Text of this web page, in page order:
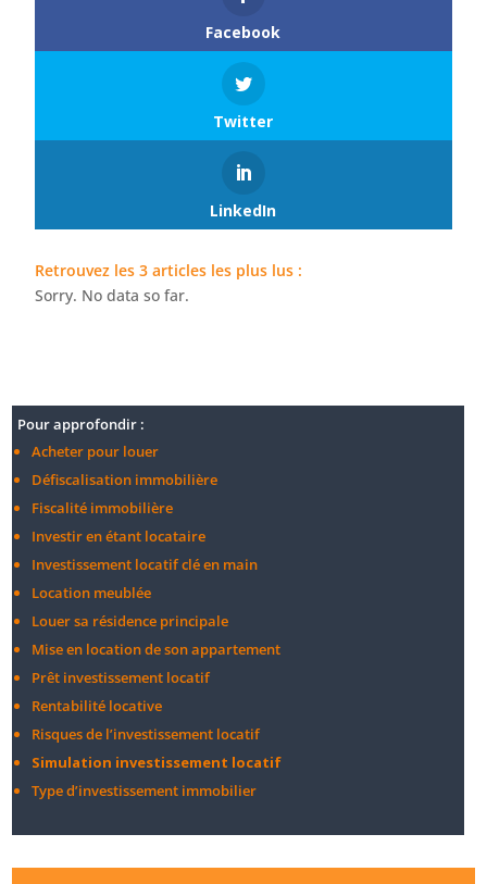
Facebook
Twitter
LinkedIn
Retrouvez les 3 articles les plus lus :
Sorry. No data so far.
Pour approfondir :
Acheter pour louer
Défiscalisation immobilière
Fiscalité immobilière
Investir en étant locataire
Investissement locatif clé en main
Location meublée
Louer sa résidence principale
Mise en location de son appartement
Prêt investissement locatif
Rentabilité locative
Risques de l’investissement locatif
Simulation investissement locatif
Type d’investissement immobilier